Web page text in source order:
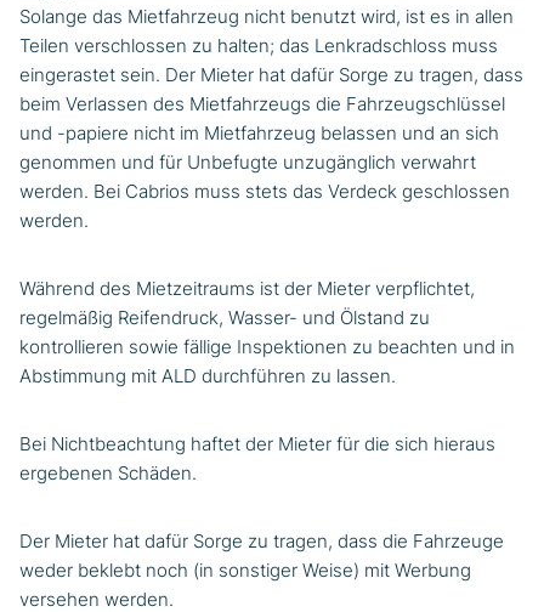
Solange das Mietfahrzeug nicht benutzt wird, ist es in allen
Teilen verschlossen zu halten; das Lenkradschloss muss
eingerastet sein. Der Mieter hat dafür Sorge zu tragen, dass
beim Verlassen des Mietfahrzeugs die Fahrzeugschlüssel
und -papiere nicht im Mietfahrzeug belassen und an sich
genommen und für Unbefugte unzugänglich verwahrt
werden. Bei Cabrios muss stets das Verdeck geschlossen
werden.
Während des Mietzeitraums ist der Mieter verpflichtet,
regelmäßig Reifendruck, Wasser- und Ölstand zu
kontrollieren sowie fällige Inspektionen zu beachten und in
Abstimmung mit ALD durchführen zu lassen.
Bei Nichtbeachtung haftet der Mieter für die sich hieraus
ergebenen Schäden.
Der Mieter hat dafür Sorge zu tragen, dass die Fahrzeuge
weder beklebt noch (in sonstiger Weise) mit Werbung
versehen werden.